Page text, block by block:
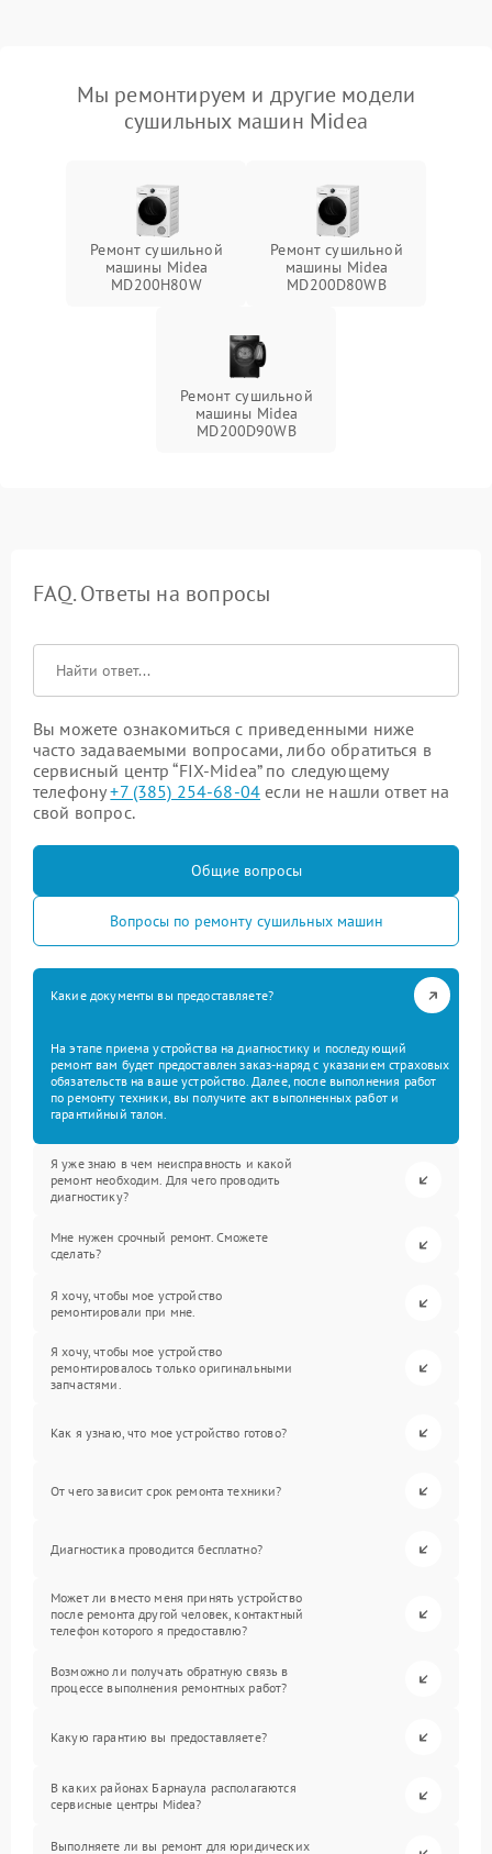
Мы ремонтируем и другие модели
сушильных машин Midea
Ремонт сушильной
машины Midea
MD200H80W
Ремонт сушильной
машины Midea
MD200D80WB
Ремонт сушильной
машины Midea
MD200D90WB
FAQ. Ответы на вопросы
Вы можете ознакомиться с приведенными ниже
часто задаваемыми вопросами, либо обратиться в
сервисный центр “FIX-Midea” по следующему
телефону+7 (385) 254-68-04 если не нашли ответ на
свой вопрос.
Общие вопросы
Вопросы по ремонту сушильных машин
Какие документы вы предоставляете?
На этапе приема устройства на диагностику и последующий
ремонт вам будет предоставлен заказ-наряд с указанием страховых
обязательств на ваше устройство. Далее, после выполнения работ
по ремонту техники, вы получите акт выполненных работ и
гарантийный талон.
Я уже знаю в чем неисправность и какой
ремонт необходим. Для чего проводить
диагностику?
Мне нужен срочный ремонт. Сможете
сделать?
Я хочу, чтобы мое устройство
ремонтировали при мне.
Я хочу, чтобы мое устройство
ремонтировалось только оригинальными
запчастями.
Как я узнаю, что мое устройство готово?
От чего зависит срок ремонта техники?
Диагностика проводится бесплатно?
Может ли вместо меня принять устройство
после ремонта другой человек, контактный
телефон которого я предоставлю?
Возможно ли получать обратную связь в
процессе выполнения ремонтных работ?
Какую гарантию вы предоставляете?
В каких районах Барнаула располагаются
сервисные центры Midea?
Выполняете ли вы ремонт для юридических